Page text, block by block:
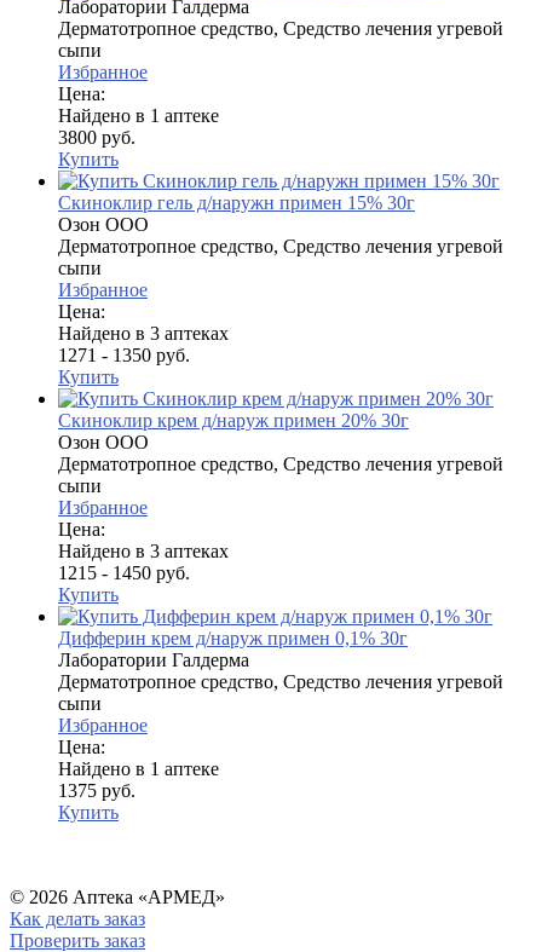
Лаборатории Галдерма
Дерматотропное средство, Средство лечения угревой
сыпи
Избранное
Цена:
Найдено в 1 аптеке
3800 руб.
Купить
Скиноклир гель д/наружн примен 15% 30г
Озон ООО
Дерматотропное средство, Средство лечения угревой
сыпи
Избранное
Цена:
Найдено в 3 аптеках
1271 - 1350 руб.
Купить
Скиноклир крем д/наруж примен 20% 30г
Озон ООО
Дерматотропное средство, Средство лечения угревой
сыпи
Избранное
Цена:
Найдено в 3 аптеках
1215 - 1450 руб.
Купить
Дифферин крем д/наруж примен 0,1% 30г
Лаборатории Галдерма
Дерматотропное средство, Средство лечения угревой
сыпи
Избранное
Цена:
Найдено в 1 аптеке
1375 руб.
Купить
© 2026 Аптека «АРМЕД»
Как делать заказ
Проверить заказ